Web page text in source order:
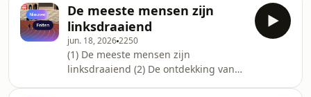
buiten werkt (4) Herbevriezing van de
Noordpool: de proefprojecten zijn
volop bezig (5) Vrijdagquiz (6)
Middagjournaal: Annelies Moons
De meeste mensen zijn
linksdraaiend
jun. 18, 20262250
(1) De meeste mensen zijn
linksdraaiend (2) De ontdekking van